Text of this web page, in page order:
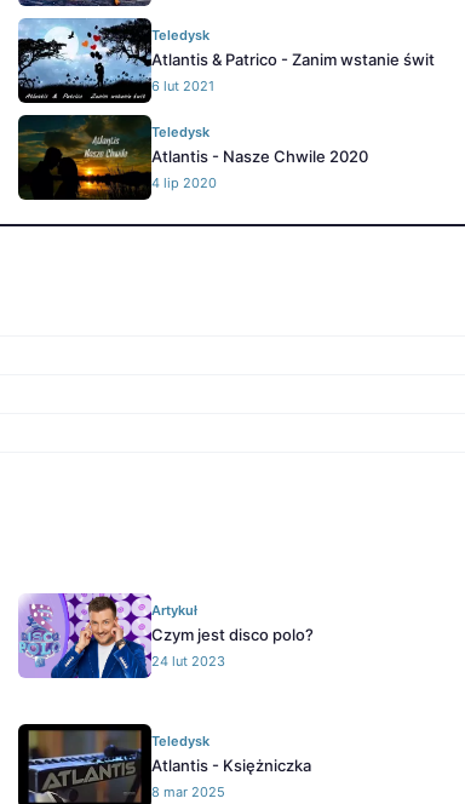
Teledysk
Atlantis & Patrico - Zanim wstanie świt
6 lut 2021
Teledysk
Atlantis - Nasze Chwile 2020
4 lip 2020
Artykuł
Czym jest disco polo?
24 lut 2023
Teledysk
Atlantis - Księżniczka
8 mar 2025